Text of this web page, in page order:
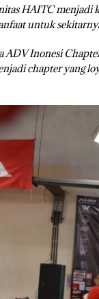
HAITC menjadi
untuk
ADV Inonesi
chapter yang